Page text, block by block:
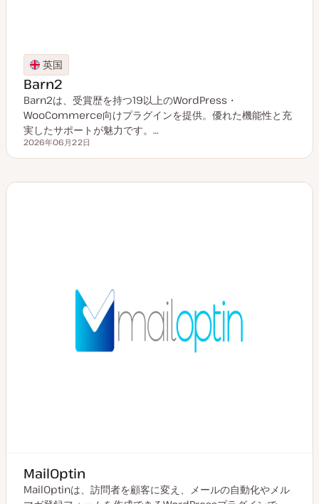
英国
Barn2
Barn2は、受賞歴を持つ19以上のWordPress・
WooCommerce向けプラグインを提供。優れた機能性と充
実したサポートが魅力です。…
更新日
2026年06月22日
MailOptin
MailOptinは、訪問者を顧客に変え、メールの自動化やメル